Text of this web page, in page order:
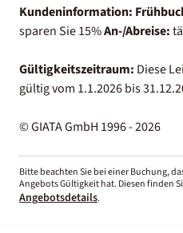
Kundeninformation:
sparen Sie 15%An-/Abreise:
Gültigkeitszeitraum: Diese
gültig vom 1.1.2026 bis
© GIATA GmbH 1996 - 2026
Bitte beachten Sie bei einer Buchung,
Angebots Gültigkeit hat. Diesen finden
Angebotsdetails.